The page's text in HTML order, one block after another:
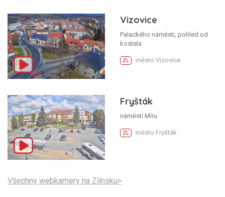
Vizovice
Palackého náměstí, pohled od
kostela
ZL město Vizovice
Fryšták
náměstí Míru
ZL město Fryšták
Všechny webkamery na Zlínsku>